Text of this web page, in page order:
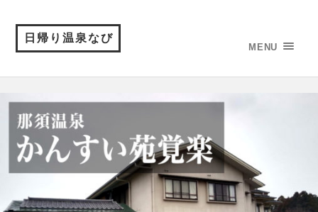
日帰り温泉なび
MENU